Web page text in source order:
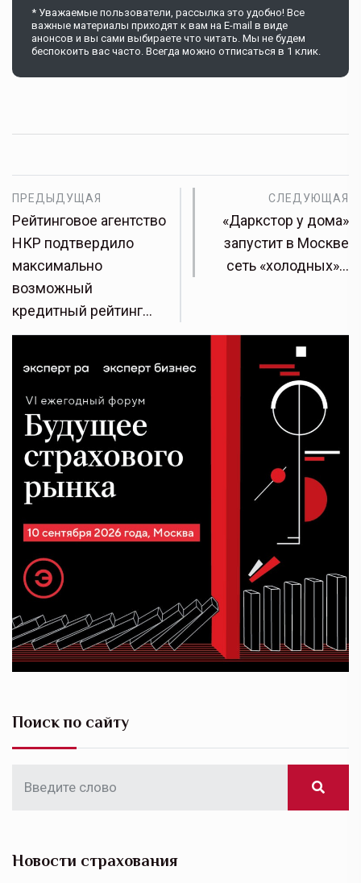
* Уважаемые пользователи, рассылка это удобно! Все
важные материалы приходят к вам на E-mail в виде
анонсов и вы сами выбираете что читать. Мы не будем
беспокоить вас часто. Всегда можно отписаться в 1 клик.
ПРЕДЫДУЩАЯ
Рейтинговое агентство
НКР подтвердило
максимально
возможный
кредитный рейтинг…
СЛЕДУЮЩАЯ
«Даркстор у дома»
запустит в Москве
сеть «холодных»…
Поиск по сайту
Новости страхования